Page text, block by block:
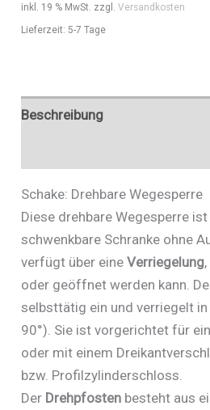
inkl. 19 % MwSt. zzgl.Versandkosten
Lieferzeit: 5-7 Tage
Beschreibung
Schake: Drehbare Wegesperre
Diese drehbare Wegesperre
schwenkbare Schranke ohne
verfügt über eineVerriegelung
oder geöffnet werden kann.
selbsttätig ein und verriegelt
90°). Sie ist vorgerichtet für
oder mit einem
bzw. Profilzylinderschloss.
Der Drehpfosten besteht aus